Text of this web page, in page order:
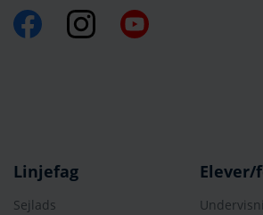
Linjefag
Sejlads